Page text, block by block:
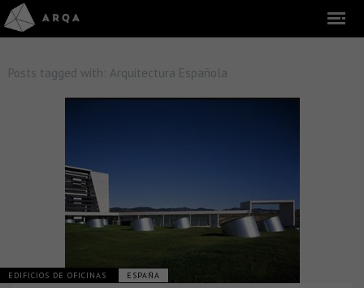
Posts tagged with: Arquitectura Española
EDIFICIOS DE OFICINAS ESPAÑA